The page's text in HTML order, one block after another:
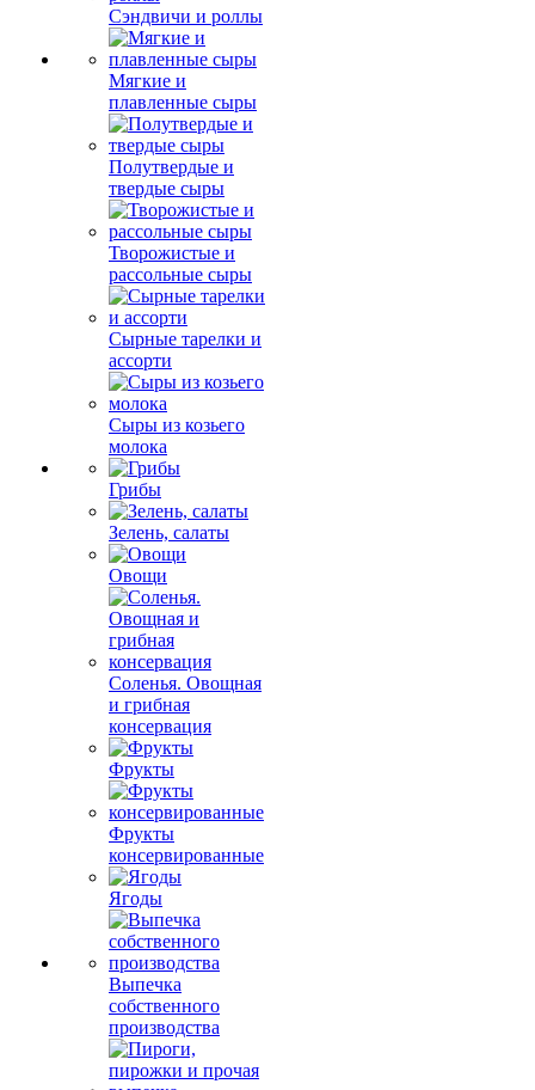
Сэндвичи и роллы
Мягкие и
плавленные сыры
Полутвердые и
твердые сыры
Творожистые и
рассольные сыры
Сырные тарелки и
ассорти
Сыры из козьего
молока
Грибы
Зелень, салаты
Овощи
Соленья. Овощная
и грибная
консервация
Фрукты
Фрукты
консервированные
Ягоды
Выпечка
собственного
производства